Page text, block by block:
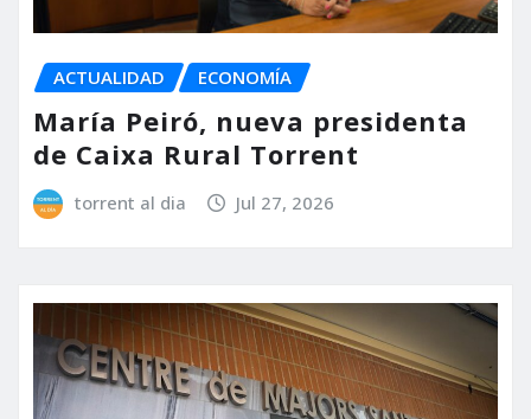
ACTUALIDAD ECONOMÍA
María Peiró, nueva presidenta
de Caixa Rural Torrent
torrent al dia Jul 27, 2026